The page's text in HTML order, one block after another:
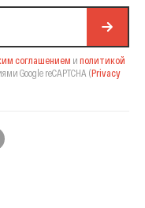
соглашением и политикой
Google reCAPTCHA (Privacy